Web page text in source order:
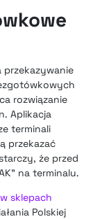
rozwiązanie
Aplikacja
terminali
przekazać
że przed
na terminalu.
sklepach
Polskiej